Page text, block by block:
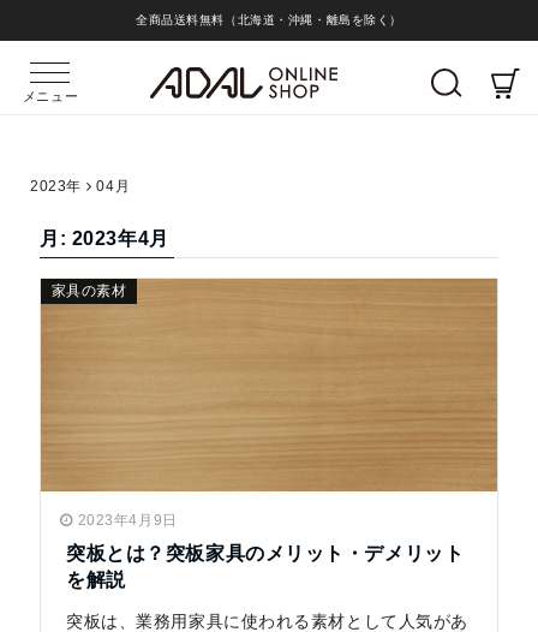
全商品送料無料（北海道・沖縄・離島を除く）
メニュー
2023年 04月
月: 2023年4月
家具の素材
2023年4月9日
突板とは？突板家具のメリット・デメリット
を解説
突板は、業務用家具に使われる素材として人気があ